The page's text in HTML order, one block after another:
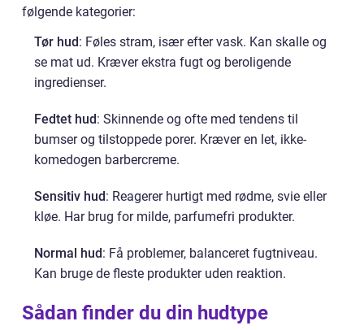
følgende kategorier:
Tør hud: Føles stram, især efter vask. Kan skalle og
se mat ud. Kræver ekstra fugt og beroligende
ingredienser.
Fedtet hud: Skinnende og ofte med tendens til
bumser og tilstoppede porer. Kræver en let, ikke-
komedogen barbercreme.
Sensitiv hud: Reagerer hurtigt med rødme, svie eller
kløe. Har brug for milde, parfumefri produkter.
Normal hud: Få problemer, balanceret fugtniveau.
Kan bruge de fleste produkter uden reaktion.
Sådan finder du din hudtype